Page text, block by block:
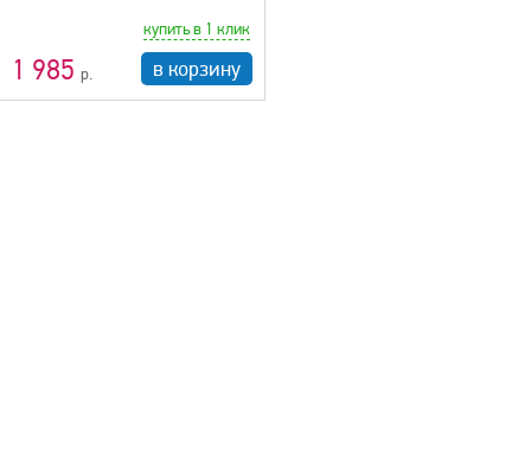
1 985
купить в 1 клик
в корзину